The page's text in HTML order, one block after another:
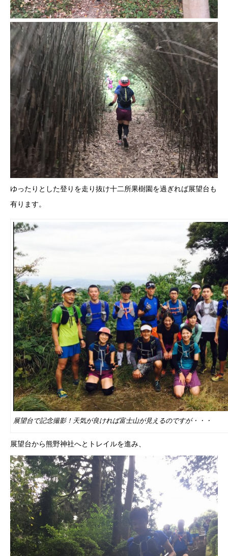
ゆったりとした登りを走り抜け十二所果樹園を過ぎれば展望台も
有ります。
展望台で記念撮影！天気が良ければ富士山が見えるのですが・・・
展望台から熊野神社へとトレイルを進み、